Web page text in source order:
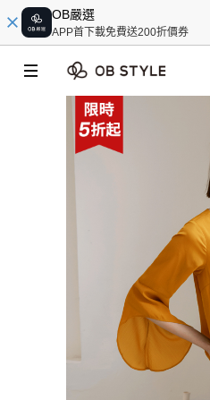
OB嚴選
APP首下載免費送200折價券